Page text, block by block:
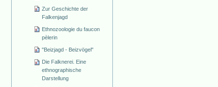
Zur Geschichte der
Falkenjagd
Ethnozoologie du faucon
pèlerin
"Beizjagd - Beizvögel"
Die Falknerei. Eine
ethnographische
Darstellung